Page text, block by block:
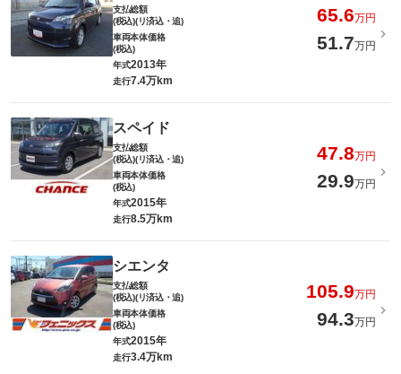
支払総額
(税込)(リ済込・追)
65.6万円
車両本体価格
(税込)
51.7万円
年式2013年
走行7.4万km
スペイド
支払総額
(税込)(リ済込・追)
47.8万円
車両本体価格
(税込)
29.9万円
年式2015年
走行8.5万km
シエンタ
支払総額
(税込)(リ済込・追)
105.9万円
車両本体価格
(税込)
94.3万円
年式2015年
走行3.4万km